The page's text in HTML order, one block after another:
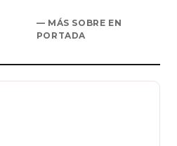
— MÁS SOBRE EN
PORTADA